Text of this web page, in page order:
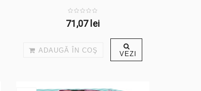
71,07 lei
ADAUGĂ ÎN COŞ VEZI